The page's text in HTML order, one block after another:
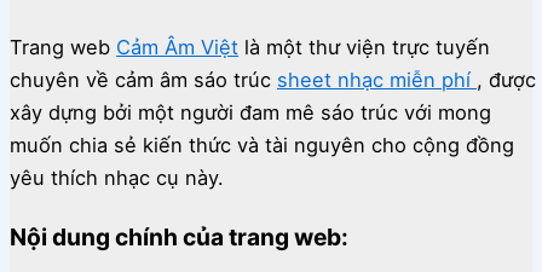
Trang web Cảm Âm Việt là một thư viện trực tuyến
chuyên về cảm âm sáo trúc sheet nhạc miễn phí , được
xây dựng bởi một người đam mê sáo trúc với mong
muốn chia sẻ kiến thức và tài nguyên cho cộng đồng
yêu thích nhạc cụ này.
Nội dung chính của trang web: